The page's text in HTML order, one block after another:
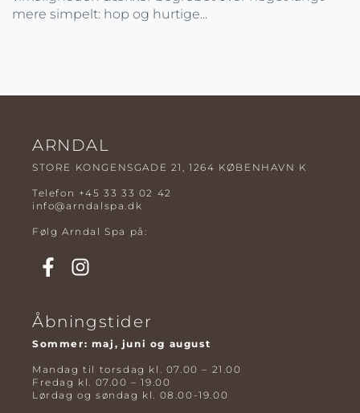
mere simpelt: hop og hurtige...
ARNDAL
STORE KONGENSGADE 21, 1264 KØBENHAVN K
Telefon +45 33 33 02 42
info@arndalspa.dk
Følg Arndal Spa på:
Åbningstider
Sommer: maj, juni og august
Mandag til torsdag kl. 07.00 – 21.00
Fredag kl. 07.00 – 19.00
Lørdag og søndag kl. 08.00-19.00